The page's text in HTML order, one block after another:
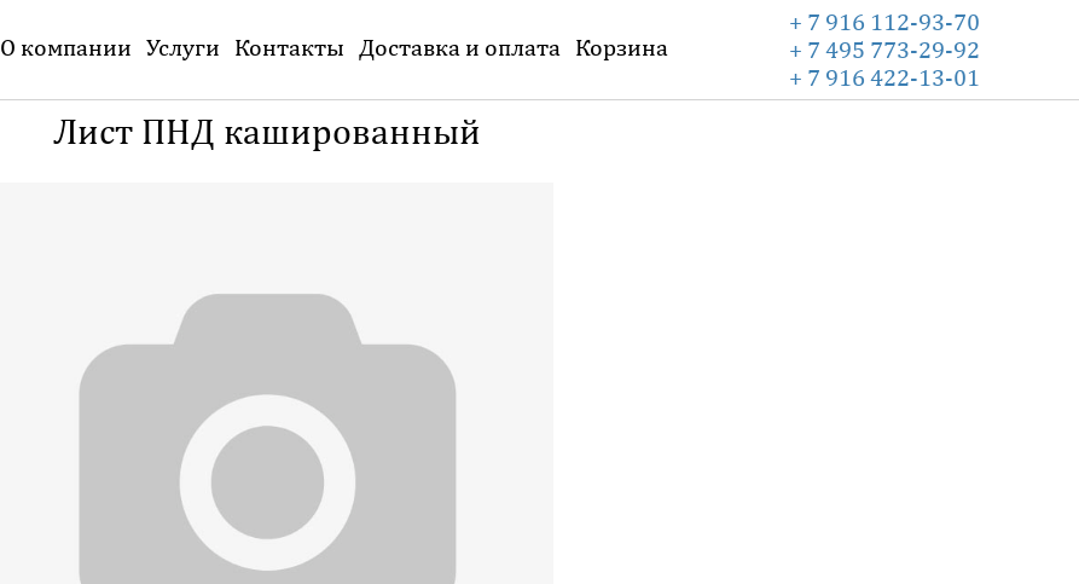
О компании Услуги Контакты Доставка и оплата Корзина
+ 7 916 112-93-70
+ 7 495 773-29-92
+ 7 916 422-13-01
Лист ПНД кашированный